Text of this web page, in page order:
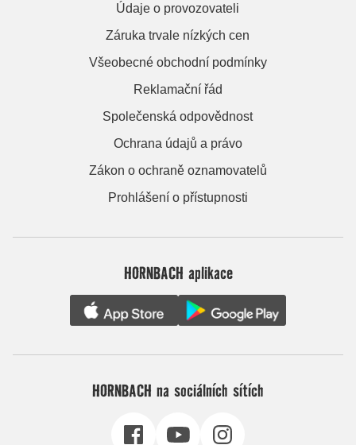
Údaje o provozovateli
Záruka trvale nízkých cen
Všeobecné obchodní podmínky
Reklamační řád
Společenská odpovědnost
Ochrana údajů a právo
Zákon o ochraně oznamovatelů
Prohlášení o přístupnosti
HORNBACH aplikace
HORNBACH na sociálních sítích